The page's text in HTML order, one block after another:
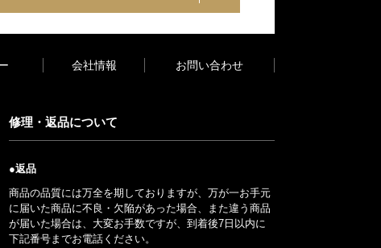
会社情報 お問い合わせ
修理・返品について
●返品
商品の品質には万全を期しておりますが、万が一お手元
に届いた商品に不良・欠陥があった場合、また違う商品
が届いた場合は、大変お手数ですが、到着後7日以内に
下記番号までお電話ください。